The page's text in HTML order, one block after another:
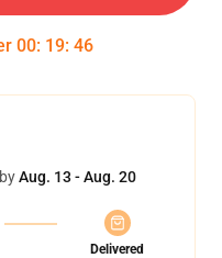
00: 19: 46
Aug. 13 - Aug. 20
Delivered